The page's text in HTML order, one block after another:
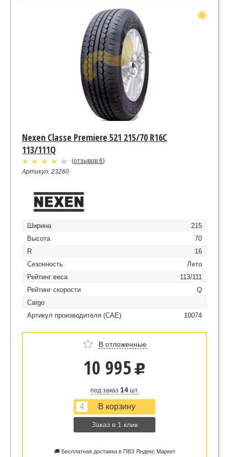
Nexen Classe Premiere 521 215/70 R16C
113/111Q
(отзывов 6)
Артикул: 23260
Ширина
215
Высота
70
R
16
Сезонность
Лето
Рейтинг веса
113/111
Рейтинг скорости
Q
Cargo
Артикул производителя (CAE)
10074
В отложенные
10 995 u
под заказ 14шт.
Заказ в 1 клик
🚚 Бесплатная доставка в ПВЗ Яндекс Маркет